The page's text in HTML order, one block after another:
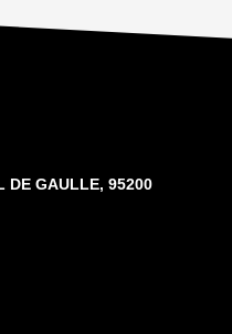
DE GAULLE, 95200